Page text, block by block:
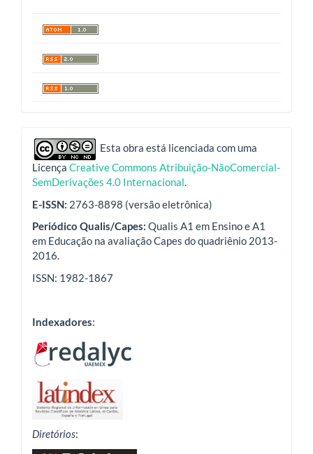
indexadoresEsta obra está licenciada com uma
Licença Creative Commons Atribuição-NãoComercial-
SemDerivações 4.0 Internacional.
E-ISSN: 2763-8898 (versão eletrônica)
Periódico Qualis/Capes: Qualis A1 em Ensino e A1
em Educação na avaliação Capes do quadriênio 2013-
2016.
ISSN: 1982-1867
Indexadores:
Diretórios: